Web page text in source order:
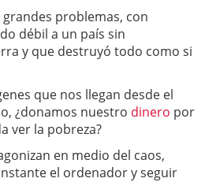
problemas, con
débil a un país sin
y que destruyó todo como si
que nos llegan desde el
¿donamos nuestro dinero por
ver la pobreza?
en medio del caos,
el ordenador y seguir